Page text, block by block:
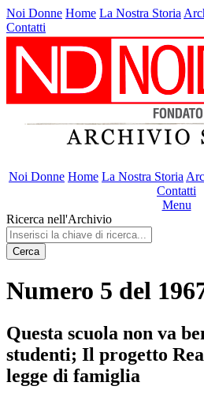
Noi Donne Home La Nostra Storia
Contatti
Noi Donne Home La Nostra Storia
Contatti
Menu
Ricerca nell'Archivio
Cerca
Numero 5 del
Questa scuola non va
studenti; Il progetto
legge di famiglia